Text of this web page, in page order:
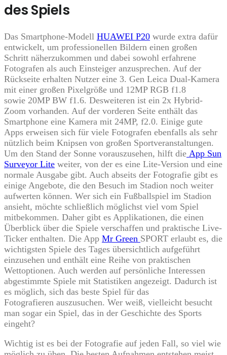
des Spiels
Das Smartphone-Modell HUAWEI P20 wurde extra dafür
entwickelt, um professionellen Bildern einen großen
Schritt näherzukommen und dabei sowohl erfahrene
Fotografen als auch Einsteiger anzusprechen. Auf der
Rückseite erhalten Nutzer eine 3. Gen Leica Dual-Kamera
mit einer großen Pixelgröße und 12MP RGB f1.8
sowie 20MP BW f1.6. Desweiteren ist ein 2x Hybrid-
Zoom vorhanden. Auf der vorderen Seite enthält das
Smartphone eine Kamera mit 24MP, f2.0. Einige gute
Apps erweisen sich für viele Fotografen ebenfalls als sehr
nützlich beim Knipsen von großen Sportveranstaltungen.
Um den Stand der Sonne vorauszusehen, hilft die App Sun
Surveyor Lite weiter, von der es eine Lite-Version und eine
normale Ausgabe gibt. Auch abseits der Fotografie gibt es
einige Angebote, die den Besuch im Stadion noch weiter
aufwerten können. Wer sich ein Fußballspiel im Stadion
ansieht, möchte schließlich möglichst viel vom Spiel
mitbekommen. Daher gibt es Applikationen, die einen
Überblick über die Spiele verschaffen und praktische Live-
Ticker enthalten. Die App Mr Green SPORT erlaubt es, die
wichtigsten Spiele des Tages übersichtlich aufgeführt
einzusehen und enthält eine Reihe von praktischen
Wettoptionen. Auch werden auf persönliche Interessen
abgestimmte Spiele mit Statistiken angezeigt. Dadurch ist
es möglich, sich das beste Spiel für das
Fotografieren auszusuchen. Wer weiß, vielleicht besucht
man sogar ein Spiel, das in der Geschichte des Sports
eingeht?
Wichtig ist es bei der Fotografie auf jeden Fall, so viel wie